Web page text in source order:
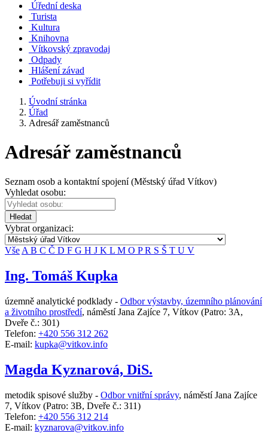
Úřední deska
Turista
Kultura
Knihovna
Vítkovský zpravodaj
Odpady
Hlášení závad
Potřebuji si vyřídit
Úvodní stránka
Úřad
Adresář zaměstnanců
Adresář zaměstnanců
Seznam osob a kontaktní spojení (Městský úřad Vítkov)
Vyhledat osobu:
Hledat
Vybrat organizaci:
Vše A B C Č D F G H J K L M O PR S Š T U V
Ing. Tomáš Kupka
územně analytické podklady - Odbor výstavby, územního plánování
a životního prostředí, náměstí Jana Zajíce 7, Vítkov (Patro: 3A,
Dveře č.: 301)
Telefon: +420 556 312 262
E-mail: kupka@vitkov.info
Magda Kyznarová, DiS.
metodik spisové služby - Odbor vnitřní správy, náměstí Jana Zajíce
7, Vítkov (Patro: 3B, Dveře č.: 311)
Telefon: +420 556 312 214
E-mail: kyznarova@vitkov.info